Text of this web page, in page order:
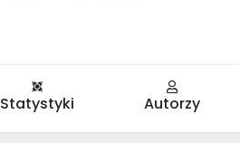
Statystyki Autorzy